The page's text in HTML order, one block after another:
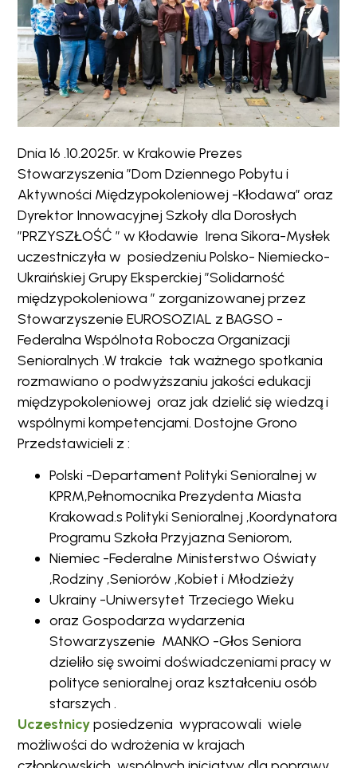
Dnia 16 .10.2025r. w Krakowie Prezes
Stowarzyszenia ”Dom Dziennego Pobytu i
Aktywności Międzypokoleniowej -Kłodawa” oraz
Dyrektor Innowacyjnej Szkoły dla Dorosłych
”PRZYSZŁOŚĆ ” w Kłodawie Irena Sikora-Mysłek
uczestniczyła w posiedzeniu Polsko- Niemiecko-
Ukraińskiej Grupy Eksperckiej ”Solidarność
międzypokoleniowa ” zorganizowanej przez
Stowarzyszenie EUROSOZIAL z BAGSO -
Federalna Wspólnota Robocza Organizacji
Senioralnych .W trakcie tak ważnego spotkania
rozmawiano o podwyższaniu jakości edukacji
międzypokoleniowej oraz jak dzielić się wiedzą i
wspólnymi kompetencjami. Dostojne Grono
Przedstawicieli z :
Polski -Departament Polityki Senioralnej w
KPRM,Pełnomocnika Prezydenta Miasta
Krakowad.s Polityki Senioralnej ,Koordynatora
Programu Szkoła Przyjazna Seniorom,
Niemiec -Federalne Ministerstwo Oświaty
,Rodziny ,Seniorów ,Kobiet i Młodzieży
Ukrainy -Uniwersytet Trzeciego Wieku
oraz Gospodarza wydarzenia
Stowarzyszenie MANKO -Głos Seniora
dzieliło się swoimi doświadczeniami pracy w
polityce senioralnej oraz kształceniu osób
starszych .
Uczestnicyposiedzenia wypracowali wiele
możliwości do wdrożenia w krajach